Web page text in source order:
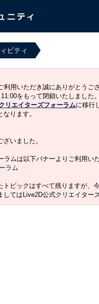
ビティ
用いただき誠にありがとうござ
をもって閉鎖いたしました。
リエイターズフォーラムに移行
ります。
いました。
ムは以下バナーよりご利用い
ピックはすべて残りますが、
てはLive2D公式クリエイター